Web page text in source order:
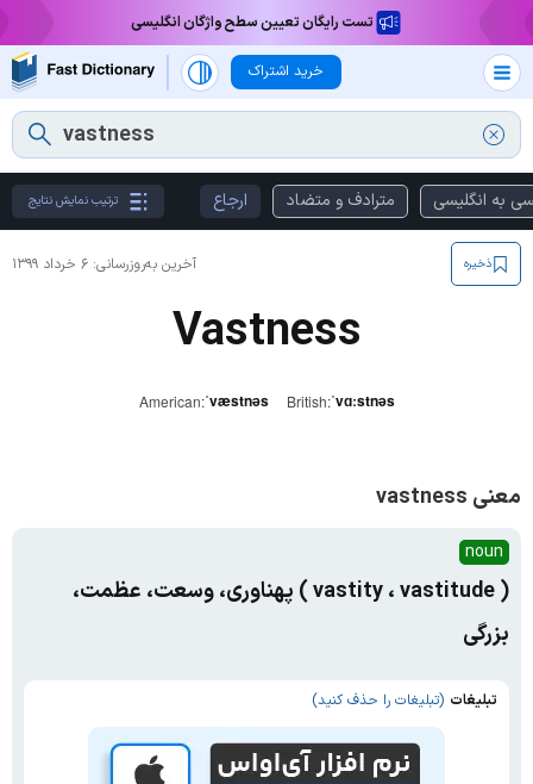
تست رایگان تعیین سطح واژگان انگلیسی
خرید اشتراک
به انگلیسی مترادف و متضاد ارجاع ترتیب نمایش نتایج
آخرین به‌روزرسانی: ۶ خرداد ۱۳۹۹ ذخیره
Vastness
American:ˈvæstnəs British:ˈvɑːstnəs
معنی vastness
noun
( vastity ، vastitude ) پهناوری، وسعت، عظمت،
بزرگی
تبلیغات (تبلیغات را حذف کنید)